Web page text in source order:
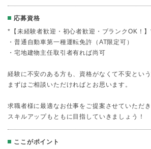
応募資格
*【未経験者歓迎・初心者歓迎・ブランクOK！
・普通自動車第一種運転免許（AT限定可）
・宅地建物主任取引者有れば尚可
経験に不安のある方も、資格がなくて不安とい
まずはご相談いただければとお思います。
求職者様に最適なお仕事をご提案させていただき
スキルアップもともに目指していきましょう！
ここがポイント